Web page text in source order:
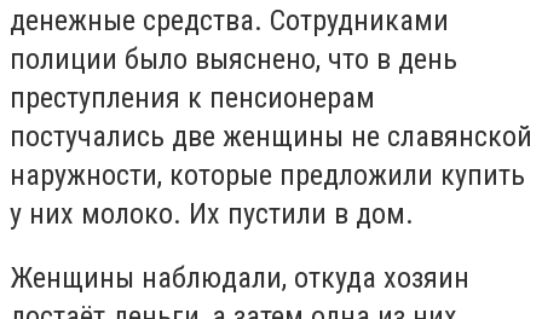
денежные средства. Сотрудниками
полиции было выяснено, что в день
преступления к пенсионерам
постучались две женщины не славянской
наружности, которые предложили купить
у них молоко. Их пустили в дом.
Женщины наблюдали, откуда хозяин